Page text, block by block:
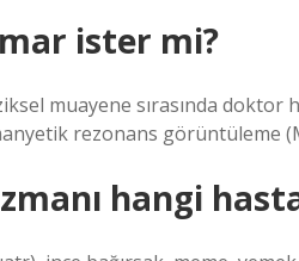
ister mi?
muayene sırasında
rezonans görüntüleme
hangi